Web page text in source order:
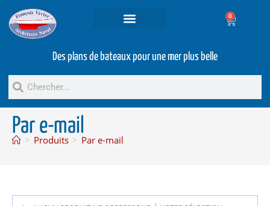
0
Des plans de bateaux pour une mer plus belle
Par e-mail
> Produits > Par e-mail